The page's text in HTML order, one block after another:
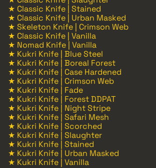
★ Classic Knife | Stained
★ Classic Knife | Urban Masked
★ Skeleton Knife | Crimson Web
★ Classic Knife | Vanilla
★ Nomad Knife | Vanilla
★ Kukri Knife | Blue Steel
★ Kukri Knife | Boreal Forest
★ Kukri Knife | Case Hardened
★ Kukri Knife | Crimson Web
★ Kukri Knife | Fade
★ Kukri Knife | Forest DDPAT
★ Kukri Knife | Night Stripe
★ Kukri Knife | Safari Mesh
★ Kukri Knife | Scorched
★ Kukri Knife | Slaughter
★ Kukri Knife | Stained
★ Kukri Knife | Urban Masked
★ Kukri Knife | Vanilla